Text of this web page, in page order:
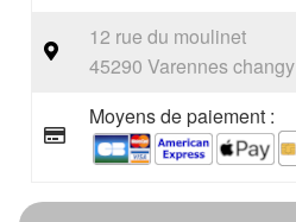
12 rue du moulinet
45290 Varennes changy
Moyens de paiement :